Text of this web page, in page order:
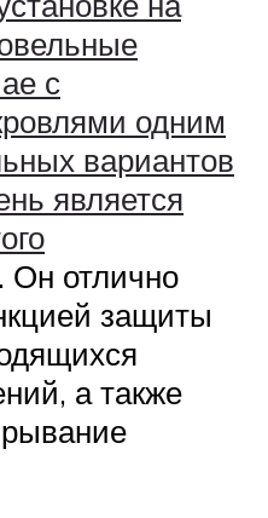
с
одним
вариантов
является
. Он отлично
защиты
а также